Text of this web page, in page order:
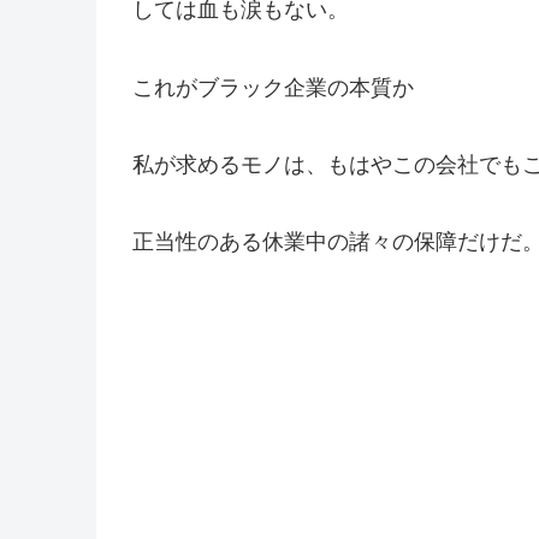
しては血も涙もない。
これがブラック企業の本質か
私が求めるモノは、もはやこの会社でも
正当性のある休業中の諸々の保障だけだ。